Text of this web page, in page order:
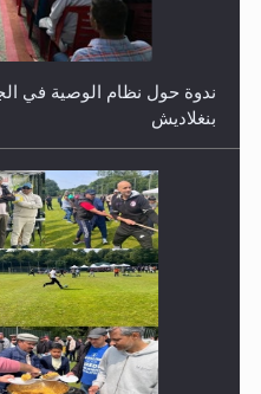
ندوة حول نظام الوصية في
بنغلاديش